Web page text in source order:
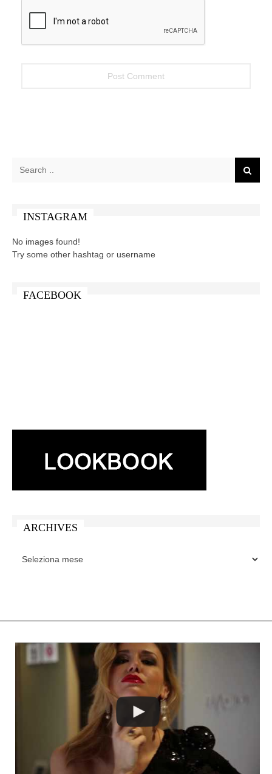
INSTAGRAM
No images found!
Try some other hashtag or username
FACEBOOK
ARCHIVES